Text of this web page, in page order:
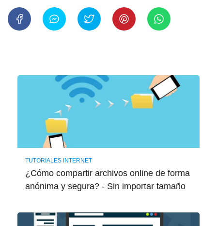
TUTORIALES INTERNET
¿Cómo compartir archivos online de forma
anónima y segura? - Sin importar tamaño